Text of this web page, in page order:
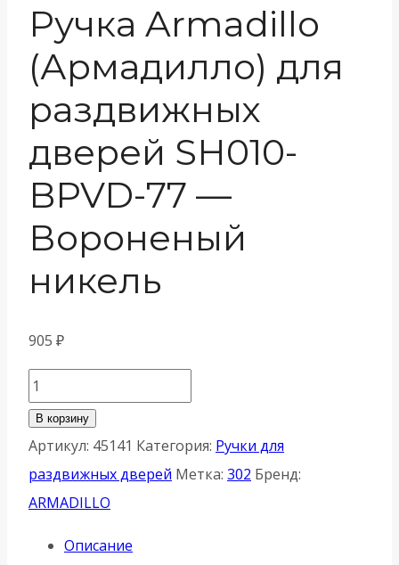
Ручка Armadillo
(Армадилло) для
раздвижных
дверей SH010-
BPVD-77 —
Вороненый
никель
905 ₽
Количество
товара
Ручка
Armadillo
(Армадилло)
раздвижных
В корзину
Артикул: 45141 Категория: Ручки для
раздвижных дверей Метка: 302 Бренд:
ARMADILLO
Описание